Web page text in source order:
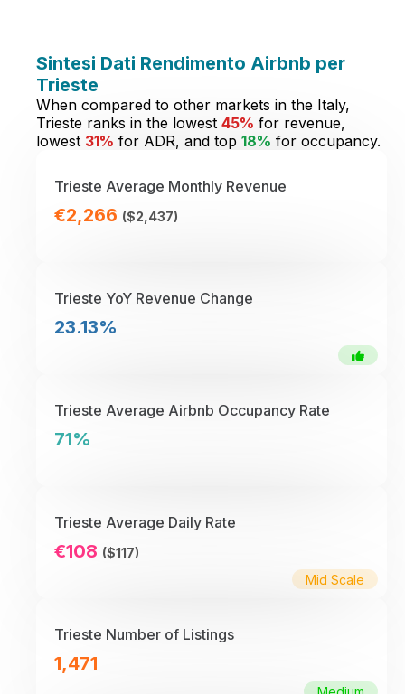
Sintesi Dati Rendimento Airbnb per
Trieste
When compared to other markets in the Italy,
Trieste ranks in the lowest 45% for revenue,
lowest 31% for ADR, and top 18% for occupancy.
Trieste Average Monthly Revenue
€2,266 ($2,437)
Trieste YoY Revenue Change
23.13%
Trieste Average Airbnb Occupancy Rate
71%
Trieste Average Daily Rate
€108 ($117)
Mid Scale
Trieste Number of Listings
1,471